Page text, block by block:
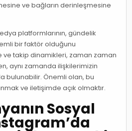
ve bağların derinleşmesine
platformlarının, gündelik
bir faktör olduğunu
ve takip dinamikleri, zaman zaman
aynı zamanda ilişkilerimizin
bulunabilir. Önemli olan, bu
ve iletişimde açık olmaktır.
Sosyal